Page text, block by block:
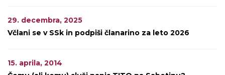
29. decembra, 2025
Včlani se v SSk in podpiši članarino za leto 2026
15. aprila, 2014